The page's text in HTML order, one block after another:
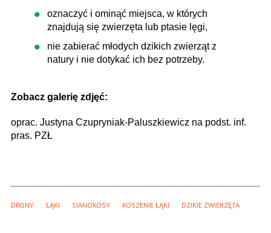
oznaczyć i ominąć miejsca, w których
znajdują się zwierzęta lub ptasie lęgi,
nie zabierać młodych dzikich zwierząt z
natury i nie dotykać ich bez potrzeby.
Zobacz galerię zdjęć:
oprac. Justyna Czupryniak-Paluszkiewicz na podst. inf.
pras. PZŁ
DRONY ŁĄKI SIANOKOSY KOSZENIE ŁĄKI DZIKIE ZWIERZĘTA